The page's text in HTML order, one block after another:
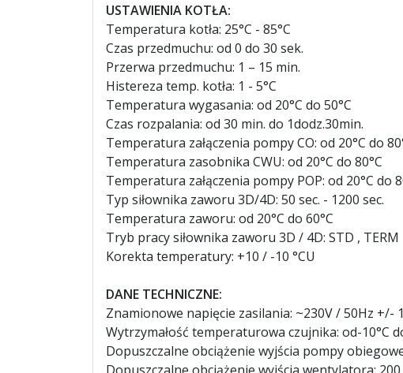
USTAWIENIA KOTŁA:
Temperatura kotła: 25°C - 85°C
Czas przedmuchu: od 0 do 30 sek.
Przerwa przedmuchu: 1 – 15 min.
Histereza temp. kotła: 1 - 5°C
Temperatura wygasania: od 20°C do 50°C
Czas rozpalania: od 30 min. do 1dodz.30min.
Temperatura załączenia pompy CO: od 20°C do
Temperatura zasobnika CWU: od 20°C do 80°C
Temperatura załączenia pompy POP: od 20°C do
Typ siłownika zaworu 3D/4D: 50 sec. - 1200 sec.
Temperatura zaworu: od 20°C do 60°C
Tryb pracy siłownika zaworu 3D / 4D: STD , TERM
Korekta temperatury: +10 / -10 °CU
DANE TECHNICZNE:
Znamionowe napięcie zasilania: ~230V / 50Hz +/-
Wytrzymałość temperaturowa czujnika: od-10°C
Dopuszczalne obciążenie wyjścia pompy
Dopuszczalne obciążenie wyjścia wentylatora: 200